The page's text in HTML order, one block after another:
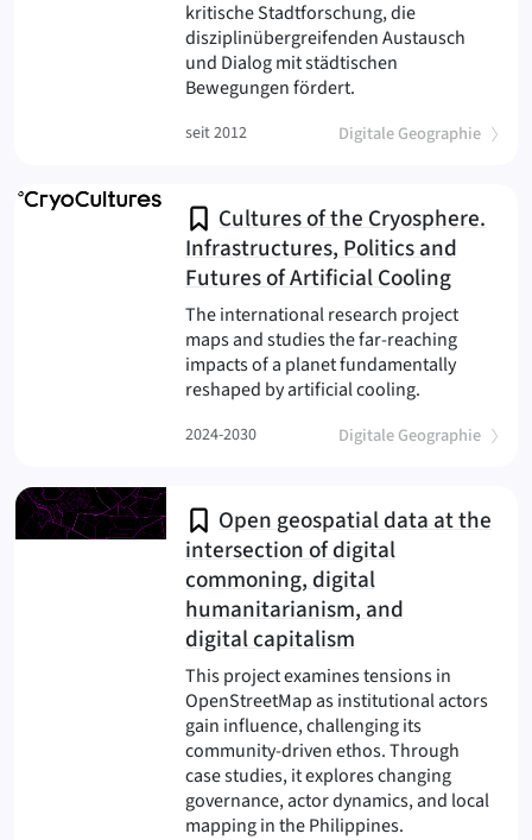
(Digitale Geographie)
kritische Stadtforschung, die
disziplinübergreifenden Austausch
und Dialog mit städtischen
Bewegungen fördert.(suburban
seit 2012
Cultures of the Cryosphere.
Infrastructures, Politics and
Futures of Artificial Cooling
(Digitale Geographie)
The international research project
maps and studies the far-reaching
impacts of a planet fundamentally
reshaped by artificial cooling.(Cryocultures
2024-2030
Open geospatial data at the
intersection of digital
commoning, digital
humanitarianism, and
digital capitalism
This project examines tensions in
OpenStreetMap as institutional actors
gain influence, challenging its
community-driven ethos. Through
case studies, it explores changing
governance, actor dynamics, and local
mapping in the Philippines.(OSM